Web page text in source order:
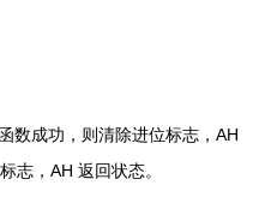
数成功，则清除进位标志，AH
志，AH 返回状态。